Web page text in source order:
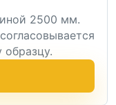
2500 мм.